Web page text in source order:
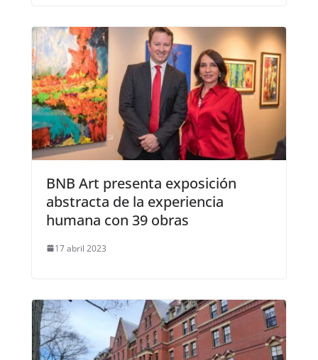
BNB Art presenta exposición
abstracta de la experiencia
humana con 39 obras
17 abril 2023